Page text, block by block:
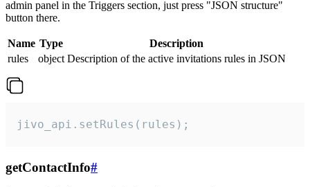
admin panel in the Triggers section, just press "JSON structure"
button there.
Name Type
Description
rules
object Description of the active invitations rules in JSON
jivo_api.setRules(rules);
getContactInfo#